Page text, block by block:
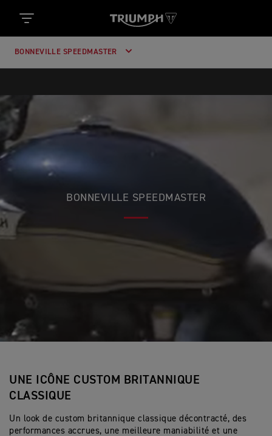
BONNEVILLE SPEEDMASTER
BONNEVILLE SPEEDMASTER
BELLE
UNE ICÔNE CUSTOM BRITANNIQUE
CLASSIQUE
Un look de custom britannique classique décontracté, des
performances accrues, une meilleure maniabilité et une